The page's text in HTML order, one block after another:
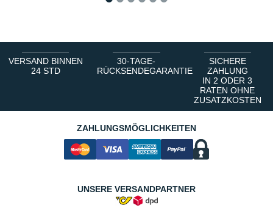
VERSAND BINNEN
24 STD
30-TAGE-
RÜCKSENDEGARANTIE
SICHERE
ZAHLUNG
IN 2 ODER 3
RATEN OHNE
ZUSATZKOSTEN
ZAHLUNGSMÖGLICHKEITEN
UNSERE VERSANDPARTNER